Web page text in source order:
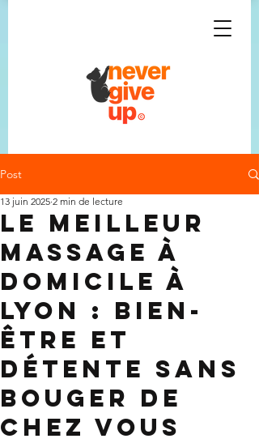
Post
Le meilleur
massage à
domicile à
Lyon : bien-
être et
détente sans
bouger de
chez vous
13 juin 2025 2 min de lecture